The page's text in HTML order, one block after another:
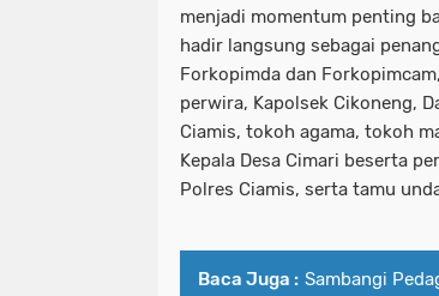
menjadi momentum penting
hadir langsung sebagai
Forkopimda dan
perwira, Kapolsek Cikoneng,
Ciamis, tokoh agama, tokoh
Kepala Desa Cimari beserta
Polres Ciamis, serta tamu
Baca Juga : Sambangi